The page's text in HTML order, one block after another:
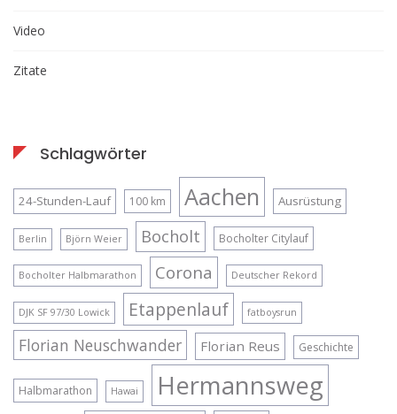
Video
Zitate
Schlagwörter
24-Stunden-Lauf 100 km Aachen Ausrüstung
Berlin Björn Weier Bocholt Bocholter Citylauf
Bocholter Halbmarathon Corona Deutscher Rekord
DJK SF 97/30 Lowick Etappenlauf fatboysrun
Florian Neuschwander Florian Reus Geschichte
Halbmarathon Hawai Hermannsweg